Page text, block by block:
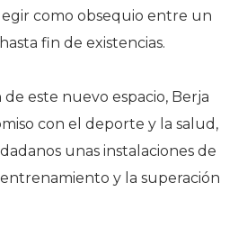
como obsequio entre un
fin de existencias.
este nuevo espacio, Berja
con el deporte y la salud,
unas instalaciones de
y la superación